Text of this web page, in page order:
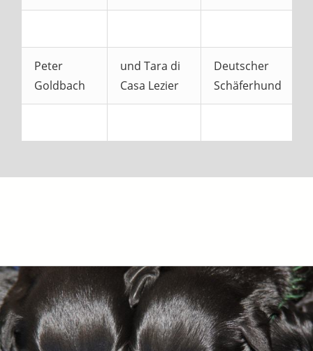
Peter
Goldbach
und Tara di
Casa Lezier
Deutscher
Schäferhund